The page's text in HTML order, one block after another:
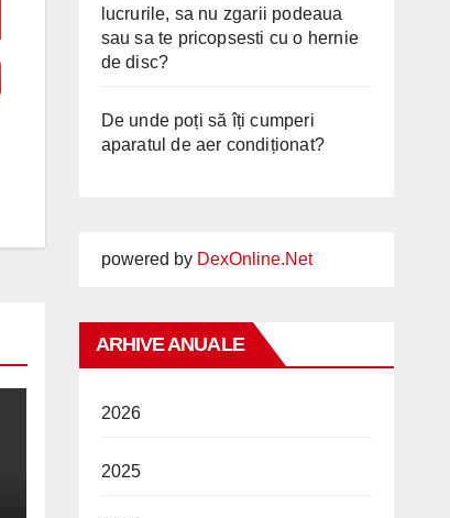
lucrurile, sa nu zgarii podeaua
sau sa te pricopsesti cu o hernie
de disc?
De unde poți să îți cumperi
aparatul de aer condiționat?
powered by DexOnline.Net
ARHIVE ANUALE
2026
2025